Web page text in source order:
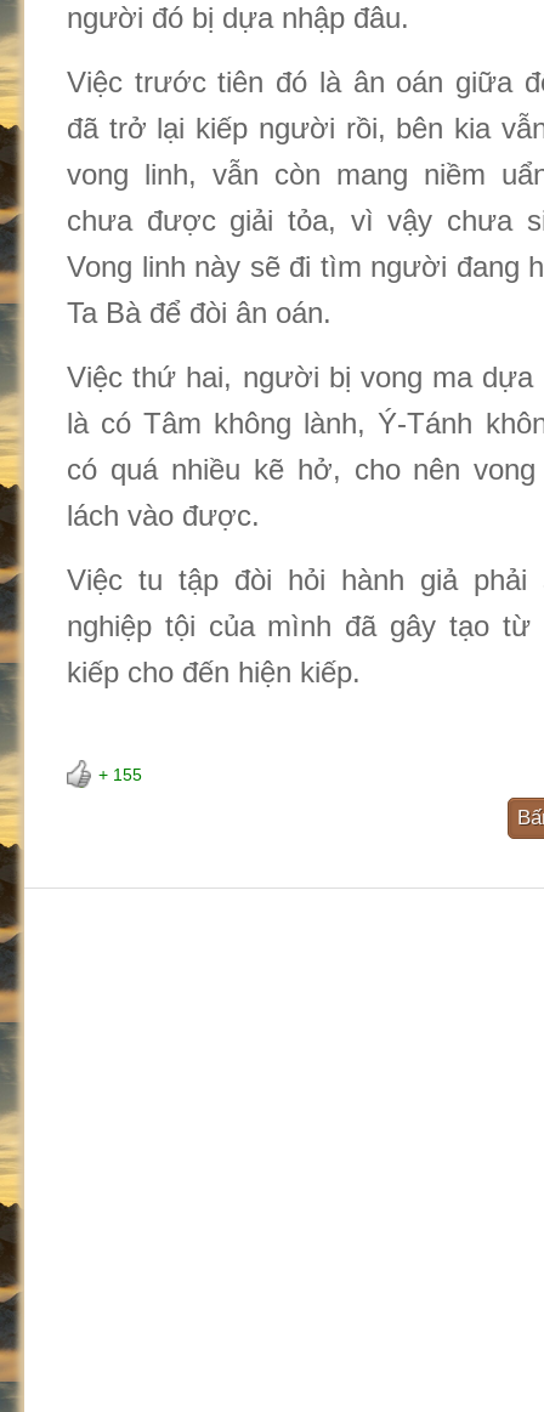
người đó bị dựa nhập đâu.
Việc trước tiên đó là ân oán giữa
đã trở lại kiếp người rồi, bên kia
vong linh, vẫn còn mang niềm
chưa được giải tỏa, vì vậy chưa
Vong linh này sẽ đi tìm người đang
Ta Bà để đòi ân oán.
Việc thứ hai, người bị vong ma dựa
là có Tâm không lành, Ý-Tánh
có quá nhiều kẽ hở, cho nên
lách vào được.
Việc tu tập đòi hỏi hành giả phải
nghiệp tội của mình đã gây tạo từ
kiếp cho đến hiện kiếp.
+ 155